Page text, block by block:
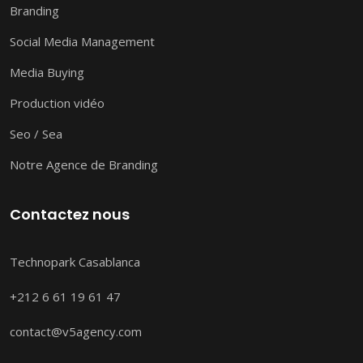
Branding
Social Media Management
Media Buying
Production vidéo
Seo / Sea
Notre Agence de Branding
Contactez nous
Technopark Casablanca
+212 6 61 19 61 47
contact@v5agency.com